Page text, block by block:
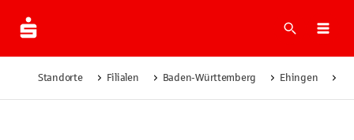
Suche
Standorte Filialen Baden-Württemberg Ehingen